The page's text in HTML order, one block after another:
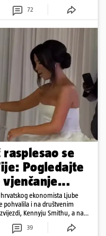
72
rasplesao se
Pogledajte
ekonomista Ljube
pohvalila i na društvenim
Kennyju Smithu, a na
vesele trenutke s vjenčanja
39